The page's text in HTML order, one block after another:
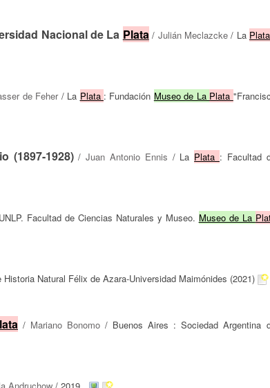
Nacional de La Plata/ Julián Meclazcke/ La Plata
de Feher/ La Plata : Fundación Museo de La Plata
(1897-1928)/Juan Antonio Ennis / La Plata : Facultad
Facultad de Ciencias Naturales y Museo. Museo de La
Natural Félix de Azara-Universidad Maimónides (2021)
/ Mariano Bonomo / Buenos Aires : Sociedad Argentina